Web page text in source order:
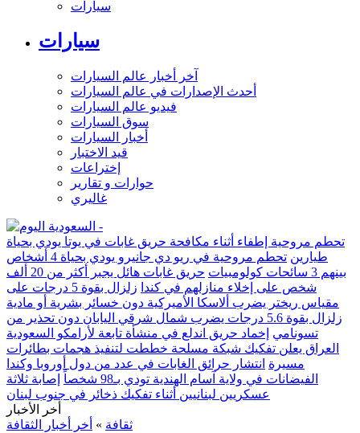
سيارات
سيارات
آخر أخبار عالم السيارات
أحدث الإصدارات في عالم السيارات
فيديو عالم السيارات
سوق السيارات
أخبار السيارات
قيد الاختبار
إختراعات
حوارات و تقارير
غاليري
تحطم مروحية إطفاء أثناء مكافحة حريق غابات في يوتا يودي بحياة
طيارين
تحطم مروحية في ريو دي جانيرو يودي بحياة 4 أشخاص
بينهم 3 سائحات كولومبيات
حريق غابات هائل يجبر أكثر من 20 ألف
شخص على إخلاء منازلهم في كندا
زلزال بقوة 5 درجات على
مقياس ريختر يضرب ألاسكا الأميركية دون خسائر بشرية أو مادية
زلزال بقوة 5.6 درجات يضرب شمال شرقي اليابان دون تحذير من
تسونامي إخماد حريق اندلع في منشأة تابعة لأرامكو السعودية
العراق يعلن تفكيك شبكة مسلحة خططت لتنفيذ هجمات بطائرات
مسيرة انتشار حرائق الغابات في عدد من دول أوروبا وكندا
الفيضانات في ولاية آسام الهندية تودي بـ98 شخصاً
إصابة ثلاثة
عسكريين لبنانيين أثناء تفكيك ذخائر في جنوب لبنان
أخر الأخبار
ثقافة » أخر أخبار الثقافة